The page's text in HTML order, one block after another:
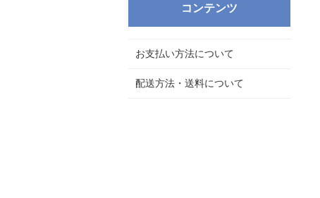
コンテンツ
お支払い方法について
配送方法・送料について